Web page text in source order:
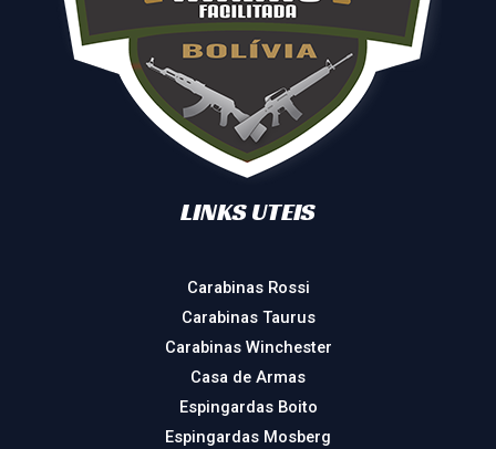
LINKS UTEIS
Carabinas Rossi
Carabinas Taurus
Carabinas Winchester
Casa de Armas
Espingardas Boito
Espingardas Mosberg